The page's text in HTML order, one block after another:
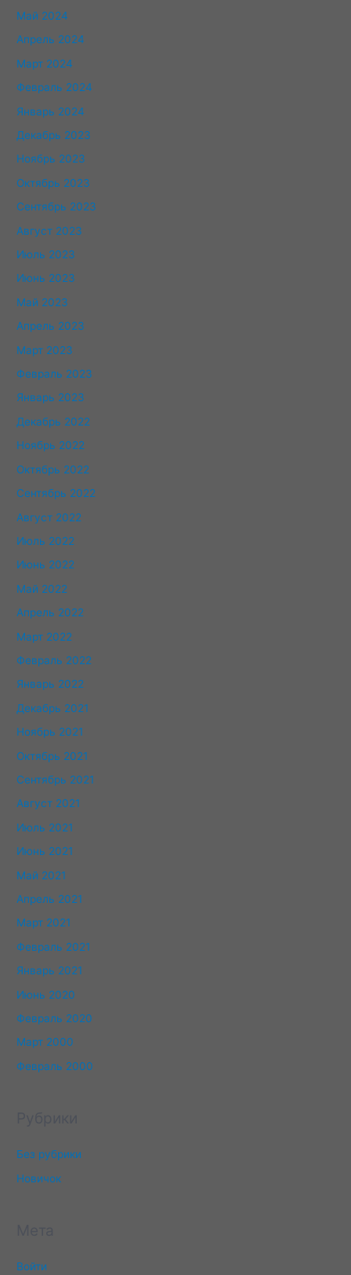
Май 2024
Апрель 2024
Март 2024
Февраль 2024
Январь 2024
Декабрь 2023
Ноябрь 2023
Октябрь 2023
Сентябрь 2023
Август 2023
Июль 2023
Июнь 2023
Май 2023
Апрель 2023
Март 2023
Февраль 2023
Январь 2023
Декабрь 2022
Ноябрь 2022
Октябрь 2022
Сентябрь 2022
Август 2022
Июль 2022
Июнь 2022
Май 2022
Апрель 2022
Март 2022
Февраль 2022
Январь 2022
Декабрь 2021
Ноябрь 2021
Октябрь 2021
Сентябрь 2021
Август 2021
Июль 2021
Июнь 2021
Май 2021
Апрель 2021
Март 2021
Февраль 2021
Январь 2021
Июнь 2020
Февраль 2020
Март 2000
Февраль 2000
Без рубрики
Новичок
Войти